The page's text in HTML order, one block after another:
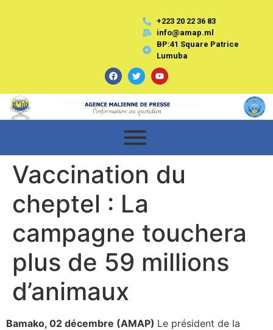
+223 20 22 36 83
info@amap.ml
BP:41 Square Patrice
Lumuba
Vaccination du
cheptel : La
campagne touchera
plus de 59 millions
d’animaux
Bamako, 02 décembre (AMAP) Le président de la